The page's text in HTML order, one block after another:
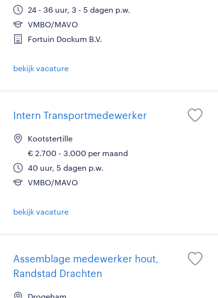
24 - 36 uur, 3 - 5 dagen p.w.
VMBO/MAVO
Fortuin Dockum B.V.
bekijk vacature
Intern Transportmedewerker
Kootstertille
€ 2.700 - 3.000 per maand
40 uur, 5 dagen p.w.
VMBO/MAVO
bekijk vacature
Assemblage medewerker hout,
Randstad Drachten